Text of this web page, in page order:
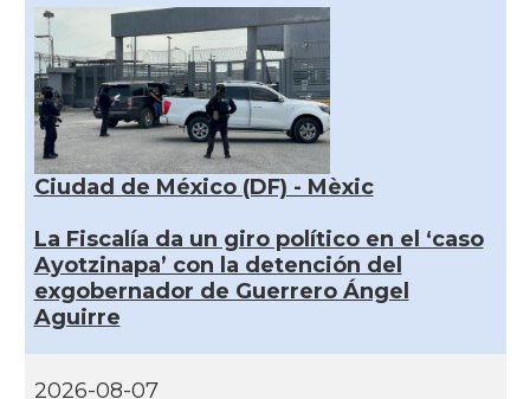
Ciudad de México (DF) - Mèxic
La Fiscalía da un giro político en el ‘caso
Ayotzinapa’ con la detención del
exgobernador de Guerrero Ángel
Aguirre
2026-08-07